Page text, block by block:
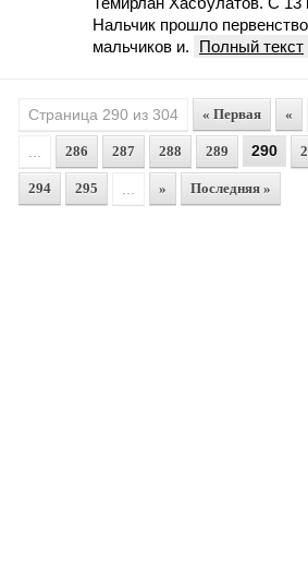
Нальчик прошло
мальчиков и.
Полный текст
Страница 290 из 304 « Первая «
286 287 288 289 290
294 295 » Последняя »